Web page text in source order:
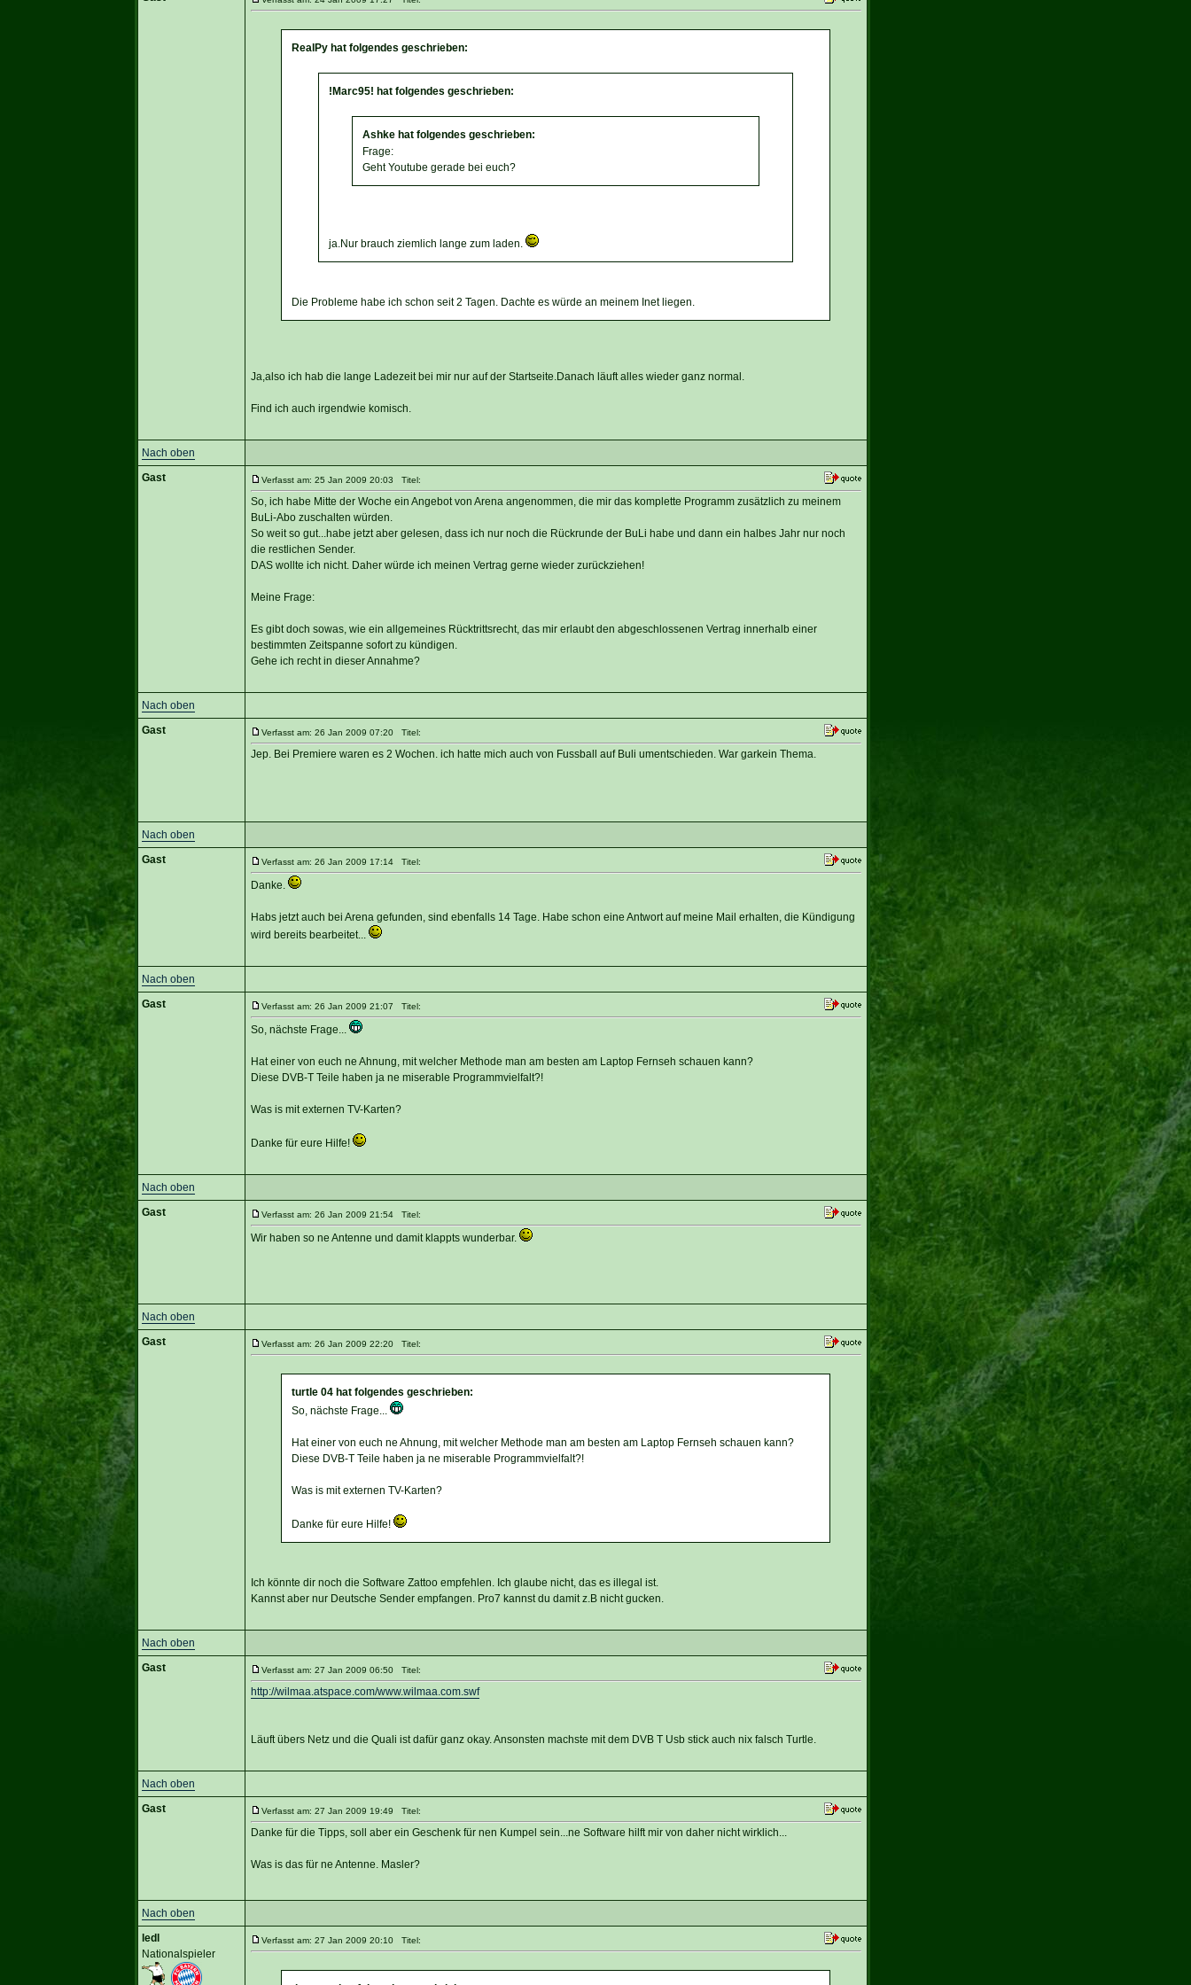
RealPy hat folgendes geschrieben:
!Marc95! hat folgendes geschrieben:
Ashke hat folgendes geschrieben:
Frage:
Geht Youtube gerade bei euch?
ja.Nur brauch ziemlich lange zum laden.
Die Probleme habe ich schon seit 2 Tagen. Dachte es würde an meinem Inet liegen.
Ja,also ich hab die lange Ladezeit bei mir nur auf der Startseite.Danach läuft alles wieder ganz normal.
Find ich auch irgendwie komisch.
Nach oben
Gast
Verfasst am: 25 Jan 2009 20:03 Titel:
So, ich habe Mitte der Woche ein Angebot von Arena angenommen, die mir das komplette Programm zusätzlich zu meinem
BuLi-Abo zuschalten würden.
So weit so gut...habe jetzt aber gelesen, dass ich nur noch die Rückrunde der BuLi habe und dann ein halbes Jahr nur noch
die restlichen Sender.
DAS wollte ich nicht. Daher würde ich meinen Vertrag gerne wieder zurückziehen!
Meine Frage:
Es gibt doch sowas, wie ein allgemeines Rücktrittsrecht, das mir erlaubt den abgeschlossenen Vertrag innerhalb einer
bestimmten Zeitspanne sofort zu kündigen.
Gehe ich recht in dieser Annahme?
Nach oben
Gast
Verfasst am: 26 Jan 2009 07:20 Titel:
Jep. Bei Premiere waren es 2 Wochen. ich hatte mich auch von Fussball auf Buli umentschieden. War garkein Thema.
Nach oben
Gast
Verfasst am: 26 Jan 2009 17:14 Titel:
Danke.
Habs jetzt auch bei Arena gefunden, sind ebenfalls 14 Tage. Habe schon eine Antwort auf meine Mail erhalten, die Kündigung
wird bereits bearbeitet...
Nach oben
Gast
Verfasst am: 26 Jan 2009 21:07 Titel:
So, nächste Frage...
Hat einer von euch ne Ahnung, mit welcher Methode man am besten am Laptop Fernseh schauen kann?
Diese DVB-T Teile haben ja ne miserable Programmvielfalt?!
Was is mit externen TV-Karten?
Danke für eure Hilfe!
Nach oben
Gast
Verfasst am: 26 Jan 2009 21:54 Titel:
Wir haben so ne Antenne und damit klappts wunderbar.
Nach oben
Gast
Verfasst am: 26 Jan 2009 22:20 Titel:
turtle 04 hat folgendes geschrieben:
So, nächste Frage...
Hat einer von euch ne Ahnung, mit welcher Methode man am besten am Laptop Fernseh schauen kann?
Diese DVB-T Teile haben ja ne miserable Programmvielfalt?!
Was is mit externen TV-Karten?
Danke für eure Hilfe!
Ich könnte dir noch die Software Zattoo empfehlen. Ich glaube nicht, das es illegal ist.
Kannst aber nur Deutsche Sender empfangen. Pro7 kannst du damit z.B nicht gucken.
Nach oben
Gast
Verfasst am: 27 Jan 2009 06:50 Titel:
http://wilmaa.atspace.com/www.wilmaa.com.swf
Läuft übers Netz und die Quali ist dafür ganz okay. Ansonsten machste mit dem DVB T Usb stick auch nix falsch Turtle.
Nach oben
Gast
Verfasst am: 27 Jan 2009 19:49 Titel:
Danke für die Tipps, soll aber ein Geschenk für nen Kumpel sein...ne Software hilft mir von daher nicht wirklich...
Was is das für ne Antenne. Masler?
Nach oben
ledl
Nationalspieler
Verfasst am: 27 Jan 2009 20:10 Titel: